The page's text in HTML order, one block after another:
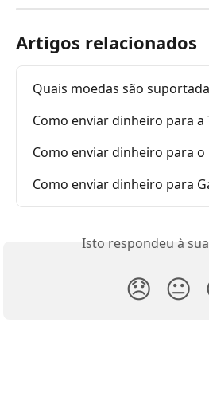
Artigos relacionados
Quais moedas são
Como enviar dinheiro para
Como enviar dinheiro para o
Como enviar dinheiro para
Isto respondeu à
😞 😐